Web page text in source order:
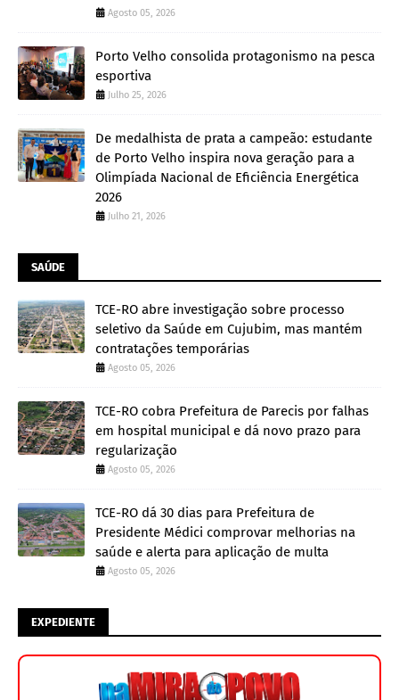
Agosto 05, 2026
Porto Velho consolida protagonismo na pesca
esportiva
Julho 25, 2026
De medalhista de prata a campeão: estudante
de Porto Velho inspira nova geração para a
Olimpíada Nacional de Eficiência Energética
2026
Julho 21, 2026
SAÚDE
TCE-RO abre investigação sobre processo
seletivo da Saúde em Cujubim, mas mantém
contratações temporárias
Agosto 05, 2026
TCE-RO cobra Prefeitura de Parecis por falhas
em hospital municipal e dá novo prazo para
regularização
Agosto 05, 2026
TCE-RO dá 30 dias para Prefeitura de
Presidente Médici comprovar melhorias na
saúde e alerta para aplicação de multa
Agosto 05, 2026
EXPEDIENTE